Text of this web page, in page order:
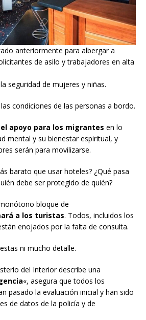
anteriormente para albergar a
de asilo y trabajadores en alta
seguridad de mujeres y niñas.
condiciones de las personas a bordo.
apoyo para los migrantes en lo
mental y su bienestar espiritual, y
serán para movilizarse.
barato que usar hoteles? ¿Qué pasa
debe ser protegido de quién?
bloque de
a los turistas. Todos, incluidos los
enojados por la falta de consulta.
ni mucho detalle.
del Interior describe una
«, asegura que todos los
pasado la evaluación inicial y han sido
de datos de la policía y de